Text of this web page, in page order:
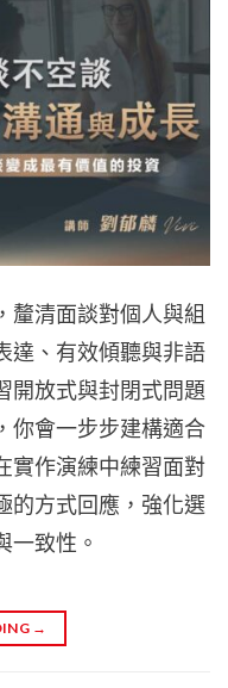
釐清面談對個人與組
達、有效傾聽與非語
開放式與封閉式問題
你會一步步建構適合
實作演練中練習面對
的方式回應，強化選
一致性。
→